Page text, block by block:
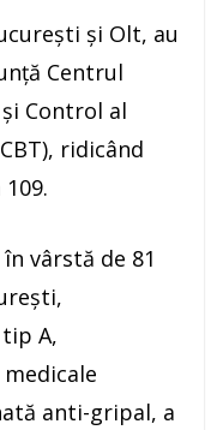
şi Olt, au
Centrul
Control al
ridicând
vârstă de 81
A,
anti-gripal, a